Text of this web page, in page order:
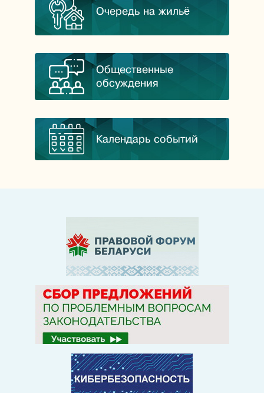
Очередь на жильё
Общественные
обсуждения
Календарь событий